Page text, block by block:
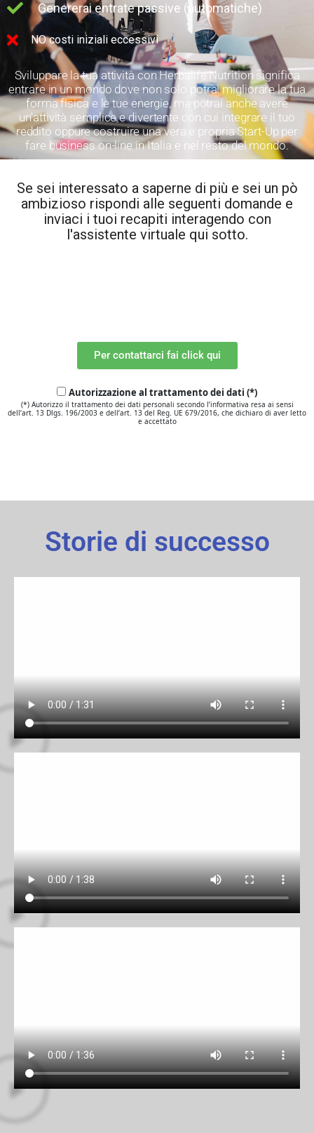
Genererai entrate passive (automatiche)
NO costi iniziali eccessivi
Sviluppare la tua attività con Herbalife Nutrition significa
entrare in un mondo dove non solo potrai migliorare la tua
forma fisica e le tue energie, ma potrai anche avere
un'attività semplice e divertente con cui integrare il tuo
reddito oppure costruire una vera e propria Start-Up per
fare business on-line in Italia e nel resto del mondo.
Se sei interessato a saperne di più e sei un pò
ambizioso rispondi alle seguenti domande e
inviaci i tuoi recapiti interagendo con
l'assistente virtuale qui sotto.
Per contattarci fai click qui
Autorizzazione al trattamento dei dati (*)
(*) Autorizzo il trattamento dei dati personali secondo l’informativa resa ai sensi
dell’art. 13 Dlgs. 196/2003 e dell’art. 13 del Reg. UE 679/2016, che dichiaro di aver letto
e accettato
Storie di successo